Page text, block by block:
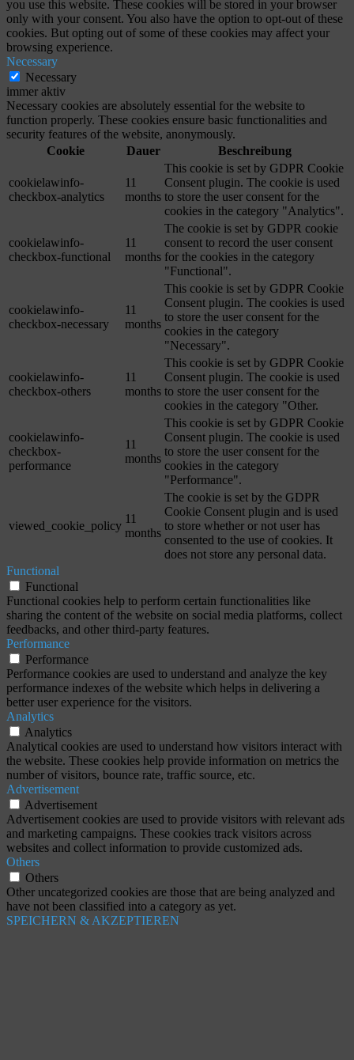
you use this website. These cookies will be stored in your browser
only with your consent. You also have the option to opt-out of these
cookies. But opting out of some of these cookies may affect your
browsing experience.
Necessary
Necessary
immer aktiv
Necessary cookies are absolutely essential for the website to
function properly. These cookies ensure basic functionalities and
security features of the website, anonymously.
Cookie
Dauer Beschreibung
cookielawinfo-
checkbox-analytics
11
months
This cookie is set by GDPR Cookie
Consent plugin. The cookie is used
to store the user consent for the
cookies in the category "Analytics".
cookielawinfo-
checkbox-functional
11
months
The cookie is set by GDPR cookie
consent to record the user consent
for the cookies in the category
"Functional".
cookielawinfo-
checkbox-necessary
11
months
This cookie is set by GDPR Cookie
Consent plugin. The cookies is used
to store the user consent for the
cookies in the category
"Necessary".
cookielawinfo-
checkbox-others
11
months
This cookie is set by GDPR Cookie
Consent plugin. The cookie is used
to store the user consent for the
cookies in the category "Other.
cookielawinfo-
checkbox-
performance
11
months
This cookie is set by GDPR Cookie
Consent plugin. The cookie is used
to store the user consent for the
cookies in the category
"Performance".
viewed_cookie_policy
11
months
The cookie is set by the GDPR
Cookie Consent plugin and is used
to store whether or not user has
consented to the use of cookies. It
does not store any personal data.
Functional
Functional
Functional cookies help to perform certain functionalities like
sharing the content of the website on social media platforms, collect
feedbacks, and other third-party features.
Performance
Performance
Performance cookies are used to understand and analyze the key
performance indexes of the website which helps in delivering a
better user experience for the visitors.
Analytics
Analytics
Analytical cookies are used to understand how visitors interact with
the website. These cookies help provide information on metrics the
number of visitors, bounce rate, traffic source, etc.
Advertisement
Advertisement
Advertisement cookies are used to provide visitors with relevant ads
and marketing campaigns. These cookies track visitors across
websites and collect information to provide customized ads.
Others
Others
Other uncategorized cookies are those that are being analyzed and
have not been classified into a category as yet.
SPEICHERN & AKZEPTIEREN